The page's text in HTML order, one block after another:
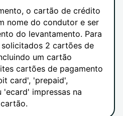
o cartão de crédito
nome do condutor e ser
do levantamento. Para
2 cartões de
um cartão
cartões de pagamento
card', 'prepaid',
impressas na